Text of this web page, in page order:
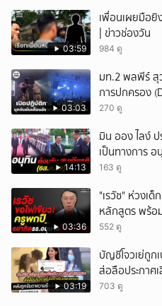
03:59
เพื่อนเผยมือยิ
| ข่าวช่องวัน
984 ดู
03:03
มท.2 พลพีร์ สุ
การปกครอง
รมีโสธร” บุกจั
270 ดู
14:13
มิน ออง ไลง์ ป
เป็นทางการ
เสถียรภาพชาย
163 ดู
03:36
"เรวัช" ห่วงเ
หลักสูตร พร้อ
552 ดู
03:19
บัญชีโจวเย่ถูก
ส่อลือประกาศ
703 ดู